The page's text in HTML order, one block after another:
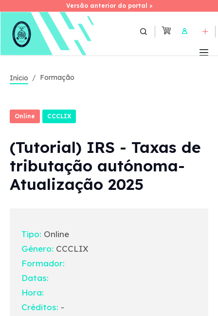
Skip
Versão anterior do portal >
Versão anterior do portal >
User
Início Formação
Online CCCLIX
(Tutorial) IRS - Taxas de
tributação autónoma-
Atualização 2025
Tipo: Online
Género: CCCLIX
Formador:
Datas:
Hora:
Créditos: -